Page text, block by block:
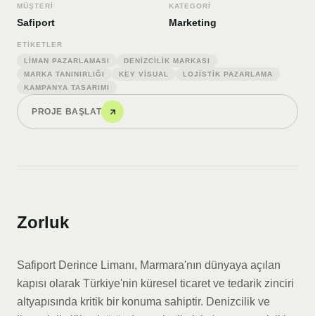
MÜŞTERI
Safiport
KATEGORI
Marketing
ETIKETLER
LIMAN PAZARLAMASI
DENIZCILIK MARKASI
MARKA TANINIRLIĞI
KEY VISUAL
LOJISTIK PAZARLAMA
KAMPANYA TASARIMI
PROJE BAŞLAT
Zorluk
Safiport Derince Limanı, Marmara'nın dünyaya açılan
kapısı olarak Türkiye'nin küresel ticaret ve tedarik zinciri
altyapısında kritik bir konuma sahiptir. Denizcilik ve